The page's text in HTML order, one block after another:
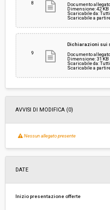
8
Documento
Dimensione: 42 KB
Scaricabile da: Tutti
Scaricabile a
9
Dichiarazioni sui
Documento
Dimensione: 31 KB
Scaricabile da: Tutti
Scaricabile a
AVVISI DI MODIFICA (0)
Nessun allegato presente
DATE
Inizio presentazione offerte